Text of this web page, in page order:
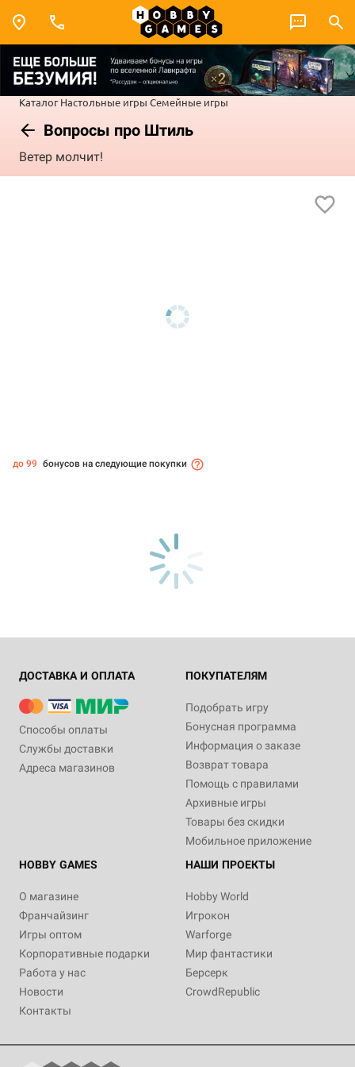
Каталог Настольные игры Семейные игры
Вопросы про Штиль
Ветер молчит!
до 99 бонусов на следующие покупки
ДОСТАВКА И ОПЛАТА
Способы оплаты
Службы доставки
Адреса магазинов
ПОКУПАТЕЛЯМ
Подобрать игру
Бонусная программа
Информация о заказе
Возврат товара
Помощь с правилами
Архивные игры
Товары без скидки
Мобильное приложение
HOBBY GAMES
О магазине
Франчайзинг
Игры оптом
Корпоративные подарки
Работа у нас
Новости
Контакты
НАШИ ПРОЕКТЫ
Hobby World
Игрокон
Warforge
Мир фантастики
Берсерк
CrowdRepublic